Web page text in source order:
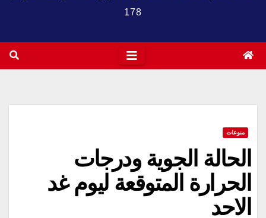
178
منوعات
الحالة الجوية ودرجات
الحرارة المتوقعة ليوم غد
الاحد